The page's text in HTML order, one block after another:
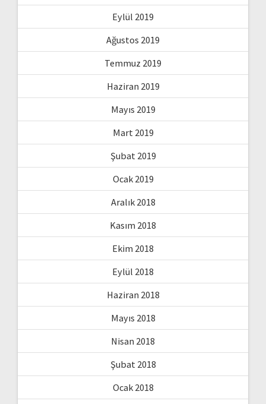
Eylül 2019
Ağustos 2019
Temmuz 2019
Haziran 2019
Mayıs 2019
Mart 2019
Şubat 2019
Ocak 2019
Aralık 2018
Kasım 2018
Ekim 2018
Eylül 2018
Haziran 2018
Mayıs 2018
Nisan 2018
Şubat 2018
Ocak 2018